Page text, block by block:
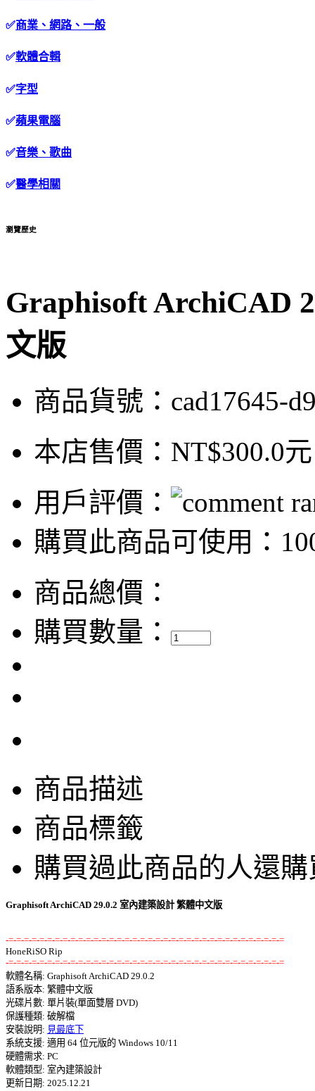
✅商業、網路、一般
✅軟體合輯
✅字型
✅蘋果電腦
✅音樂、歌曲
✅醫學相關
瀏覽歷史
Graphisoft ArchiCAD
文版
商品貨號：cad17645-
本店售價： NT$300.0元
用戶評價：
購買此商品可使用：
商品總價：
購買數量：
商品描述
商品標籤
購買過此商品的人還
Graphisoft ArchiCAD 29.0.2 室內建築設計 繁體中文版
-=-=-=-=-=-=-=-=-=-=-=-=-=-=-=-=-=-=-=-=-=-=-=-=-=-=-=-=-=-=-=-=-=-=-=-=
-=-=-=-=-=-=-=-=-=-=-=-=-=-=-=-=-=-=-=-=-=-=-=-=-=-=-=-=-=-=-=-=-=-=-=-=
軟體名稱: Graphisoft ArchiCAD 29.0.2
語系版本: 繁體中文版
光碟片數: 單片裝(單面雙層 DVD)
保護種類: 破解檔
安裝說明: 見最底下
系統支援: 適用 64 位元版的 Windows 10/11
硬體需求: PC
軟體類型: 室內建築設計
更新日期: 2025.12.21